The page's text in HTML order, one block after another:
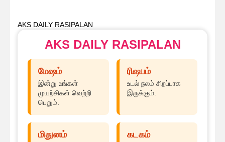
AKS DAILY RASIPALAN
AKS DAILY RASIPALAN
மேஷம்
இன்று உங்கள்
முயற்சிகள் வெற்றி
பெறும்.
ரிஷபம்
உடல் நலம் சிறப்பாக
இருக்கும்.
மிதுனம் கடகம்